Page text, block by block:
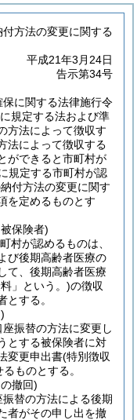
方法の変更に関する
平成21年3月24日
告示第34号
に関する法律施行令
規定する法および準
方法によって徴収す
法によって徴収する
ができると市町村が
規定する市町村が認
付方法の変更に関す
を定めるものとす
保険者)
村が認めるものは、
び後期高齢者医療の
て、後期高齢者医療
」という。)の徴収
とする。
振替の方法に変更し
とする被保険者に対
変更申出書(特別徴収
ものとする。
撤回)
替の方法による後期
者がその申し出を撤